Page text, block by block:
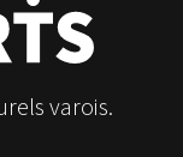
varois.